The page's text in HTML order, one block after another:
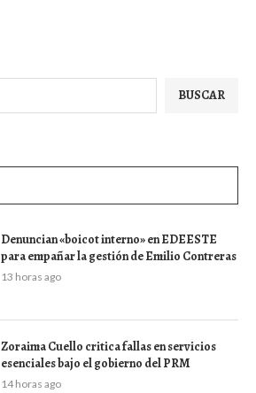
BUSCAR
Denuncian «boicot interno» en EDEESTE
para empañar la gestión de Emilio Contreras
13 horas ago
Zoraima Cuello critica fallas en servicios
esenciales bajo el gobierno del PRM
14 horas ago